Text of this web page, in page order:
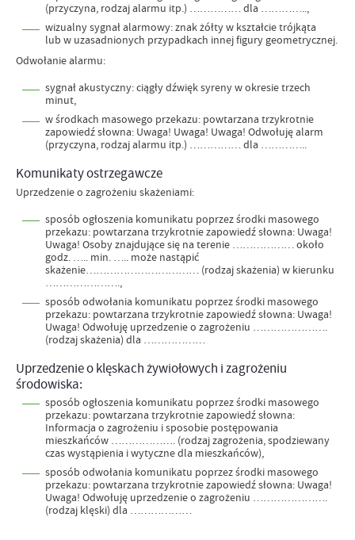
(przyczyna, rodzaj alarmu itp.) …………… dla …………..,
wizualny sygnał alarmowy: znak żółty w kształcie trójkąta
lub w uzasadnionych przypadkach innej figury geometrycznej.
Odwołanie alarmu:
sygnał akustyczny: ciągły dźwięk syreny w okresie trzech
minut,
w środkach masowego przekazu: powtarzana trzykrotnie
zapowiedź słowna: Uwaga! Uwaga! Uwaga! Odwołuję alarm
(przyczyna, rodzaj alarmu itp.) …………… dla …………..
Komunikaty ostrzegawcze
Uprzedzenie o zagrożeniu skażeniami:
sposób ogłoszenia komunikatu poprzez środki masowego
przekazu: powtarzana trzykrotnie zapowiedź słowna: Uwaga!
Uwaga! Osoby znajdujące się na terenie ……………… około
godz. ….. min. ….. może nastąpić
skażenie…………………………… (rodzaj skażenia) w kierunku
………………….,
sposób odwołania komunikatu poprzez środki masowego
przekazu: powtarzana trzykrotnie zapowiedź słowna: Uwaga!
Uwaga! Odwołuję uprzedzenie o zagrożeniu ………………….
(rodzaj skażenia) dla ………………
Uprzedzenie o klęskach żywiołowych i zagrożeniu
środowiska:
sposób ogłoszenia komunikatu poprzez środki masowego
przekazu: powtarzana trzykrotnie zapowiedź słowna:
Informacja o zagrożeniu i sposobie postępowania
mieszkańców ………………. (rodzaj zagrożenia, spodziewany
czas wystąpienia i wytyczne dla mieszkańców),
sposób odwołania komunikatu poprzez środki masowego
przekazu: powtarzana trzykrotnie zapowiedź słowna: Uwaga!
Uwaga! Odwołuję uprzedzenie o zagrożeniu ………………….
(rodzaj klęski) dla ………………